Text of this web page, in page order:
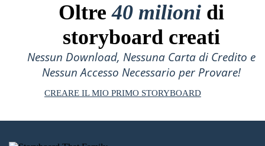
Oltre40 milioni di
storyboard creati
Nessun Download, Nessuna Carta di Credito e
Nessun Accesso Necessario per Provare!
CREARE IL MIO PRIMO STORYBOARD